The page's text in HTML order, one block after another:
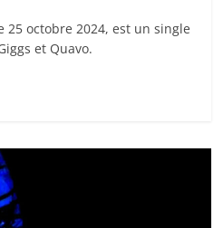
25 octobre 2024, est un single
et Quavo.